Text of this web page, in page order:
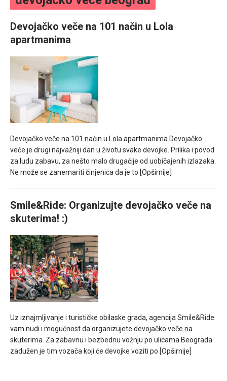
mesec još lepšim
Poklon koji će vaša druga polovina zauvek pamtiti
Devojačko veče na 101 način u Lola
apartmanima
Devojačko veče na 101 način u Lola apartmanima Devojačko
veče je drugi najvažniji dan u životu svake devojke. Prilika i povod
za ludu zabavu, za nešto malo drugačije od uobičajenih izlazaka.
Ne može se zanemariti činjenica da je to [Opširnije]
Smile&Ride: Organizujte devojačko veče na
skuterima! :)
Uz iznajmljivanje i turističke obilaske grada, agencija Smile&Ride
vam nudi i mogućnost da organizujete devojačko veče na
skuterima. Za zabavnu i bezbednu vožnju po ulicama Beograda
zadužen je tim vozača koji će devojke voziti po [Opširnije]